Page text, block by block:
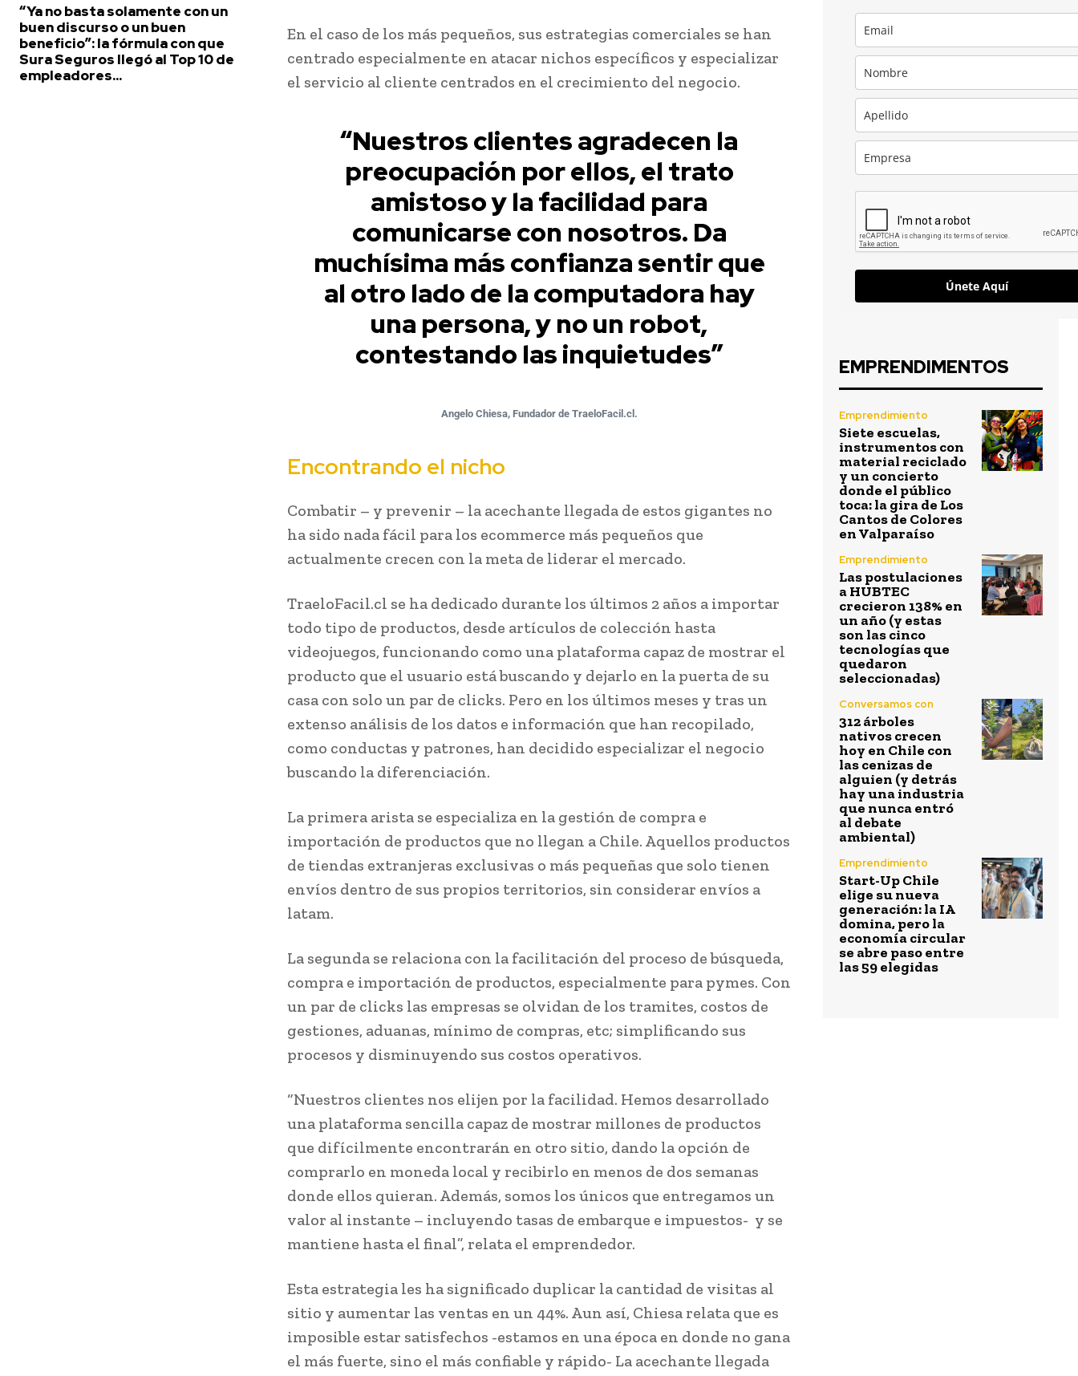
“Ya no basta solamente con un
buen discurso o un buen
beneficio”: la fórmula con que
Sura Seguros llegó al Top 10 de
empleadores...
En el caso de los más pequeños, sus estrategias comerciales se han
centrado especialmente en atacar nichos específicos y especializar
el servicio al cliente centrados en el crecimiento del negocio.
“Nuestros clientes agradecen la
preocupación por ellos, el trato
amistoso y la facilidad para
comunicarse con nosotros. Da
muchísima más confianza sentir que
al otro lado de la computadora hay
una persona, y no un robot,
contestando las inquietudes”
Angelo Chiesa, Fundador de TraeloFacil.cl.
Encontrando el nicho
Combatir – y prevenir – la acechante llegada de estos gigantes no
ha sido nada fácil para los ecommerce más pequeños que
actualmente crecen con la meta de liderar el mercado.
TraeloFacil.cl se ha dedicado durante los últimos 2 años a importar
todo tipo de productos, desde artículos de colección hasta
videojuegos, funcionando como una plataforma capaz de mostrar el
producto que el usuario está buscando y dejarlo en la puerta de su
casa con solo un par de clicks. Pero en los últimos meses y tras un
extenso análisis de los datos e información que han recopilado,
como conductas y patrones, han decidido especializar el negocio
buscando la diferenciación.
La primera arista se especializa en la gestión de compra e
importación de productos que no llegan a Chile. Aquellos productos
de tiendas extranjeras exclusivas o más pequeñas que solo tienen
envíos dentro de sus propios territorios, sin considerar envíos a
latam.
La segunda se relaciona con la facilitación del proceso de búsqueda,
compra e importación de productos, especialmente para pymes. Con
un par de clicks las empresas se olvidan de los tramites, costos de
gestiones, aduanas, mínimo de compras, etc; simplificando sus
procesos y disminuyendo sus costos operativos.
“Nuestros clientes nos elijen por la facilidad. Hemos desarrollado
una plataforma sencilla capaz de mostrar millones de productos
que difícilmente encontrarán en otro sitio, dando la opción de
comprarlo en moneda local y recibirlo en menos de dos semanas
donde ellos quieran. Además, somos los únicos que entregamos un
valor al instante – incluyendo tasas de embarque e impuestos- y se
mantiene hasta el final”, relata el emprendedor.
Esta estrategia les ha significado duplicar la cantidad de visitas al
sitio y aumentar las ventas en un 44%. Aun así, Chiesa relata que es
imposible estar satisfechos -estamos en una época en donde no gana
el más fuerte, sino el más confiable y rápido- La acechante llegada
Únete Aquí
EMPRENDIMENTOS
Emprendimiento
Siete escuelas,
instrumentos con
material reciclado
y un concierto
donde el público
toca: la gira de Los
Cantos de Colores
en Valparaíso
Emprendimiento
Las postulaciones
a HUBTEC
crecieron 138% en
un año (y estas
son las cinco
tecnologías que
quedaron
seleccionadas)
Conversamos con
312 árboles
nativos crecen
hoy en Chile con
las cenizas de
alguien (y detrás
hay una industria
que nunca entró
al debate
ambiental)
Emprendimiento
Start-Up Chile
elige su nueva
generación: la IA
domina, pero la
economía circular
se abre paso entre
las 59 elegidas